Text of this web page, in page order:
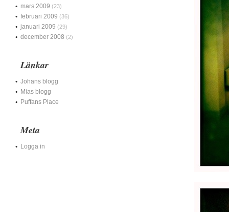
mars 2009 (23)
februari 2009 (36)
januari 2009 (29)
december 2008 (2)
Länkar
Johans blogg
Mias blogg
Puffans Place
Meta
Logga in